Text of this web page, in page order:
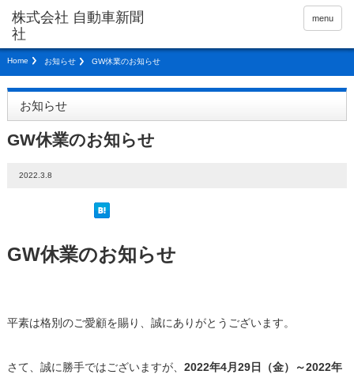
menu
Home お知らせ GW休業のお知らせ
お知らせ
GW休業のお知らせ
2022.3.8
GW休業のお知らせ
平素は格別のご愛顧を賜り、誠にありがとうございます。
さて、誠に勝手ではございますが、 2022年4月29日（金）～2022年